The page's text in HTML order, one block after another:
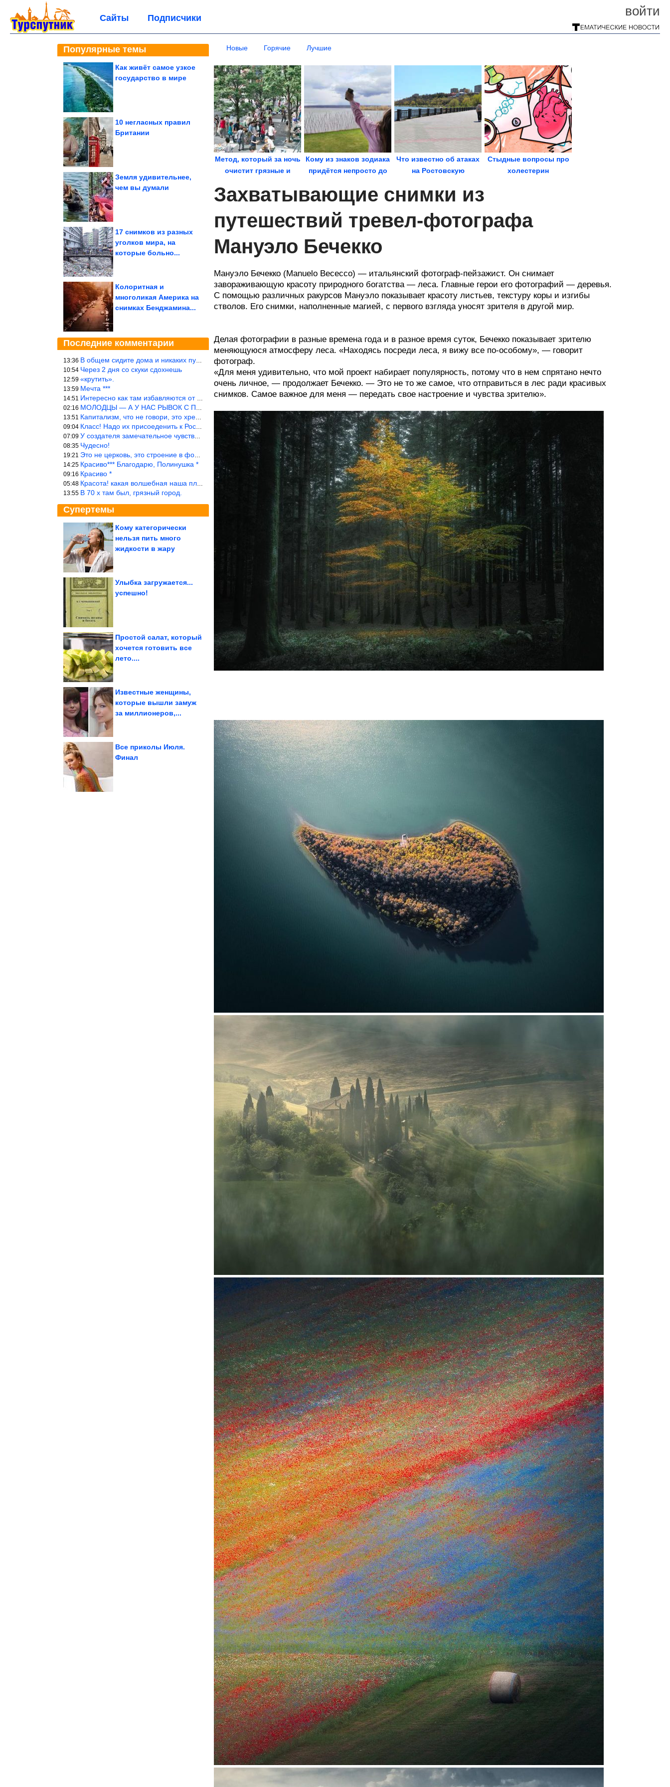
войти
Сайты Подписчики
Популярные темы
Как живёт самое узкое
государство в мире
10 негласных правил
Британии
Земля удивительнее,
чем вы думали
17 снимков из разных
уголков мира, на
которые больно...
Колоритная и
многоликая Америка на
снимках Бенджамина...
Последние комментарии
13:36 В общем сидите дома и никаких путешествий А самая грязная в от
10:54 Через 2 дня со скуки сдохнешь
12:59 «крутить».
13:59 Мечта ***
14:51 Интересно как там избавляются от физиологических и прочих отходо
02:16 МОЛОДЦЫ — А У НАС РЫВОК С ПРОРЫВОМ В ТРУБУ
13:51 Капитализм, что не говори, это хреново (((
09:04 Класс! Надо их присоеденить к России!
07:09 У создателя замечательное чувство юмора! ))
08:35 Чудесно!
19:21 Это не церковь, это строение в форме церкви.
14:25 Красиво*** Благодарю, Полинушка *
09:16 Красиво *
05:48 Красота! какая волшебная наша планета!… еще-бы, мы понимали это…
13:55 В 70 х там был, грязный город.
Супертемы
Кому категорически
нельзя пить много
жидкости в жару
Картинки, чтобы
Улыбка загружается...
успешно!
Простой салат, который
хочется готовить все
лето....
Известные женщины,
которые вышли замуж
за миллионеров,...
Что съесть после 18:00,
Все приколы Июля.
Финал
Новые Горячие Лучшие
Метод, который за ночь
очистит грязные и
Кому из знаков зодиака
придётся непросто до
Что известно об атаках
на Ростовскую
Стыдные вопросы про
холестерин
Захватывающие снимки из
путешествий тревел-фотографа
Мануэло Бечекко
Мануэло Бечекко (Manuelo Bececco) — итальянский фотограф-пейзажист. Он снимает
завораживающую красоту природного богатства — леса. Главные герои его фотографий — деревья.
С помощью различных ракурсов Мануэло показывает красоту листьев, текстуру коры и изгибы
стволов. Его снимки, наполненные магией, с первого взгляда уносят зрителя в другой мир.
Делая фотографии в разные времена года и в разное время суток, Бечекко показывает зрителю
меняющуюся атмосферу леса. «Находясь посреди леса, я вижу все по-особому», — говорит
фотограф.
«Для меня удивительно, что мой проект набирает популярность, потому что в нем спрятано нечто
очень личное, — продолжает Бечекко. — Это не то же самое, что отправиться в лес ради красивых
снимков. Самое важное для меня — передать свое настроение и чувства зрителю».